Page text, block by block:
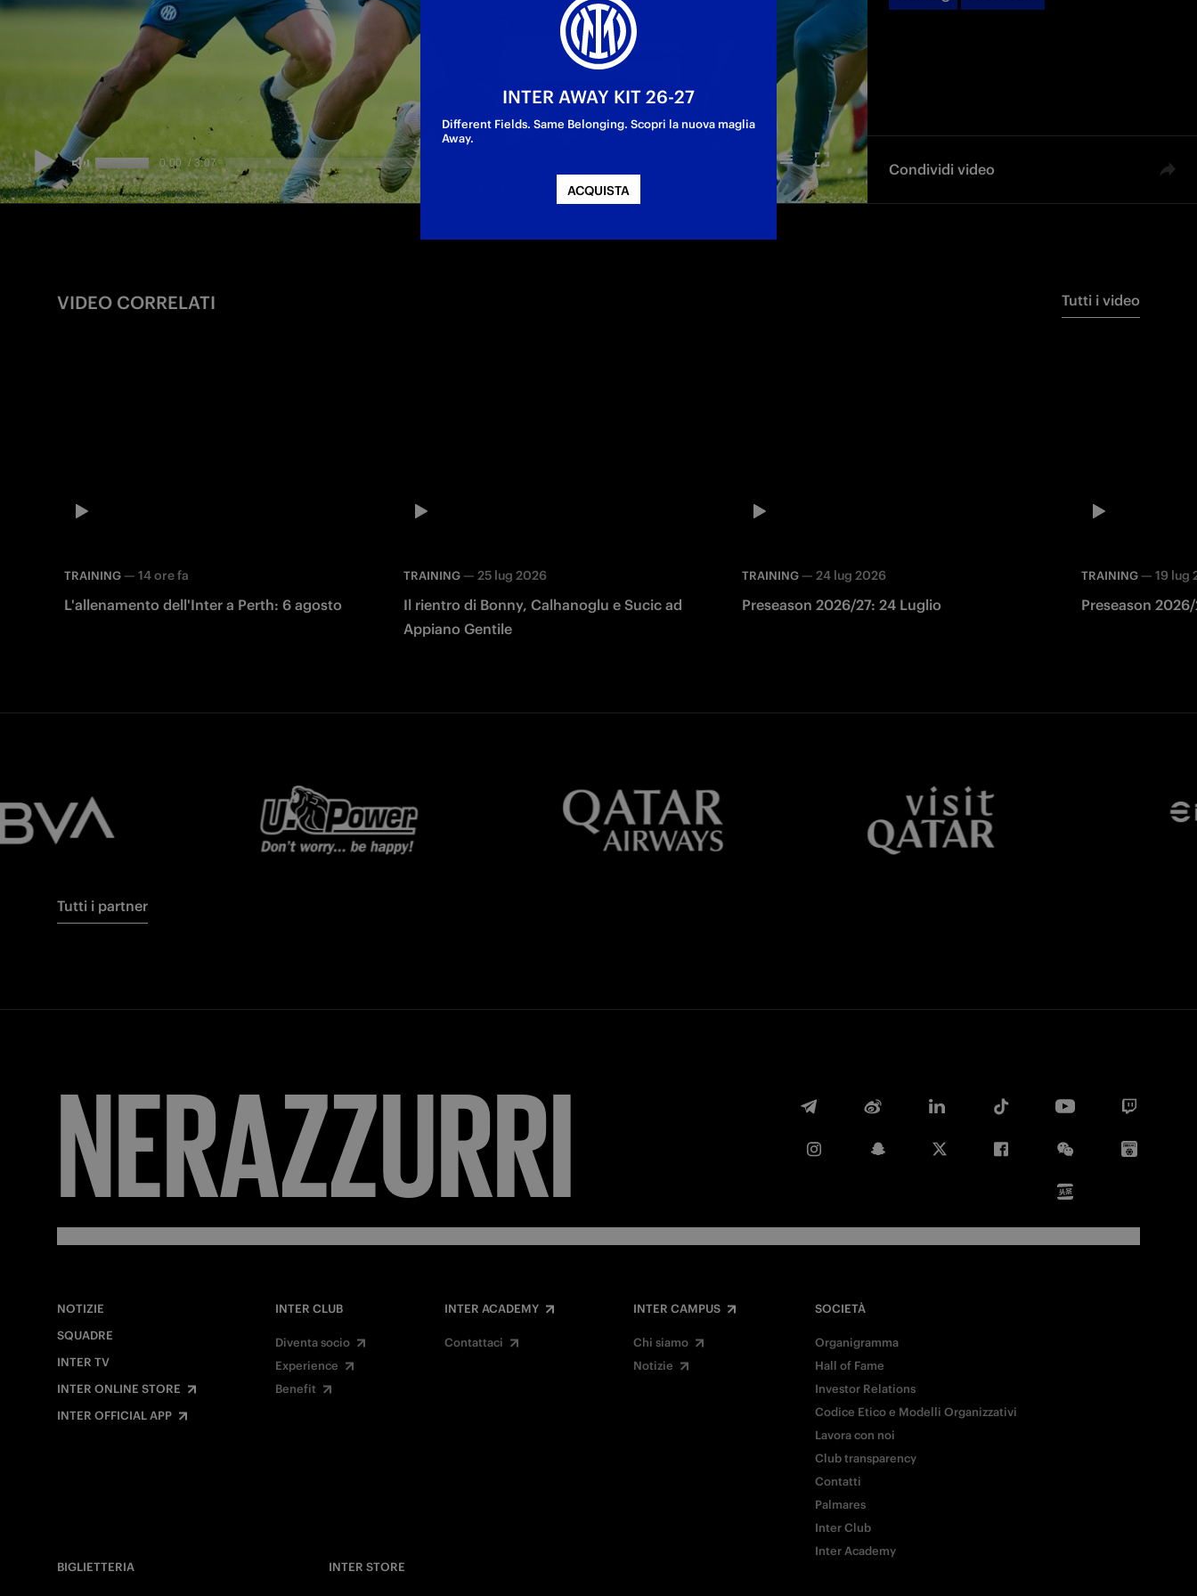
Condividi video
Twitter
VIDEO CORRELATI Tutti i video
TRAINING — 14 ore fa
L'allenamento dell'Inter a Perth: 6 agosto
TRAINING— 25 lug 2026
Il rientro di Bonny, Calhanoglu e Sucic ad
Appiano Gentile
TRAINING —24 lug 2026
Preseason 2026/27: 24 Luglio
TRAINING— 19 lug
Preseason
Tutti i partner
FORZA
NOTIZIE
SQUADRE
INTER TV
INTER ONLINE STORE
INTER OFFICIAL APP
INTER CLUB
Diventa socio
Experience
Benefit
INTER ACADEMY
Contattaci
INTER CAMPUS
Chi siamo
Notizie
SOCIETÀ
Organigramma
Hall of Fame
Investor Relations
Codice Etico e Modelli Organizzativi
Lavora con noi
Club transparency
Contatti
Palmares
Inter Club
Inter Academy
BIGLIETTERIA
INTER STORE
INTER AWAY KIT 26-27
Different Fields. Same Belonging. Scopri la nuova maglia
Away.
ACQUISTA